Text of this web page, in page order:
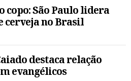
copo: São Paulo lidera
cerveja no Brasil
destaca relação
evangélicos